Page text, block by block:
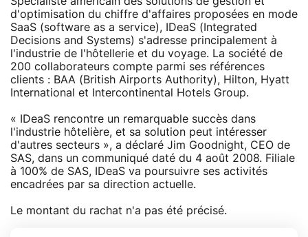
d'optimisation du chiffre d'affaires proposées en mode
SaaS (software as a service), IDeaS (Integrated
Decisions and Systems) s'adresse principalement à
l'industrie de l'hôtellerie et du voyage. La société de
200 collaborateurs compte parmi ses références
clients : BAA (British Airports Authority), Hilton, Hyatt
International et Intercontinental Hotels Group.
« IDeaS rencontre un remarquable succès dans
l'industrie hôtelière, et sa solution peut intéresser
d'autres secteurs », a déclaré Jim Goodnight, CEO de
SAS, dans un communiqué daté du 4 août 2008. Filiale
à 100% de SAS, IDeaS va poursuivre ses activités
encadrées par sa direction actuelle.
Le montant du rachat n'a pas été précisé.